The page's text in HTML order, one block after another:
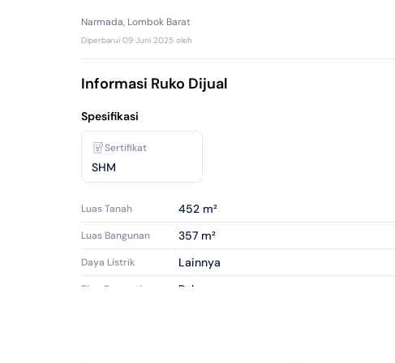
Narmada, Lombok Barat
Diperbarui 09 Juni 2025 oleh
Informasi Ruko Dijual
Spesifikasi
Sertifikat
SHM
Luas Tanah 452 m²
Luas Bangunan 357 m²
Daya Listrik Lainnya
Tipe Properti Ruko